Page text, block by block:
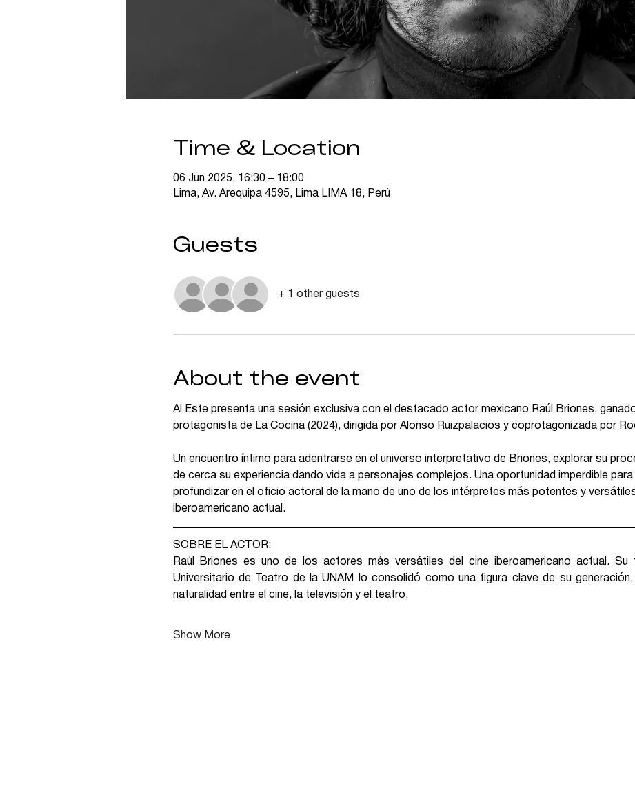
Time & Location
06 Jun 2025, 16:30 – 18:00
Lima, Av. Arequipa 4595, Lima LIMA 18, Perú
Guests
+ 1 other guests
About the event
Al Este presenta una sesión exclusiva con el destacado actor mexicano Raúl Briones,
protagonista de La Cocina (2024), dirigida por Alonso Ruizpalacios y coprotagonizada por
Un encuentro íntimo para adentrarse en el universo interpretativo de Briones, explorar su
de cerca su experiencia dando vida a personajes complejos. Una oportunidad imperdible
profundizar en el oficio actoral de la mano de uno de los intérpretes más potentes y
iberoamericano actual.
SOBRE EL ACTOR:
Raúl Briones es uno de los actores más versátiles del cine iberoamericano actual. Su
Universitario de Teatro de la UNAM lo consolidó como una figura clave de su
naturalidad entre el cine, la televisión y el teatro.
Show More